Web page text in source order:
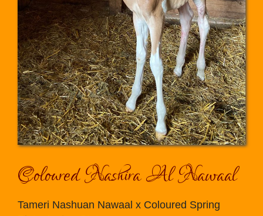
Coloured Nashira Al Nawaal
Tameri Nashuan Nawaal x Coloured Spring